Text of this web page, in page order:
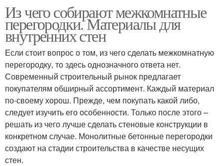
Из чего собирают межкомнатные
перегородки. Материалы для
внутренних стен
Если стоит вопрос о том, из чего сделать межкомнатную
перегородку, то здесь однозначного ответа нет.
Современный строительный рынок предлагает
покупателям обширный ассортимент. Каждый материал
по-своему хорош. Прежде, чем покупать какой либо,
следует изучить его особенности. Только после этого –
решать из чего лучше сделать стеновые конструкции в
конкретном случае. Монолитные бетонные перегородки
создают на стадии строительства в качестве несущих
стен.